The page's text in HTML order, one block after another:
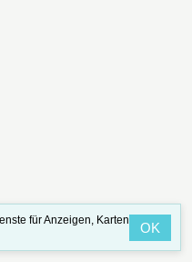
für Anzeigen, Karten
OK